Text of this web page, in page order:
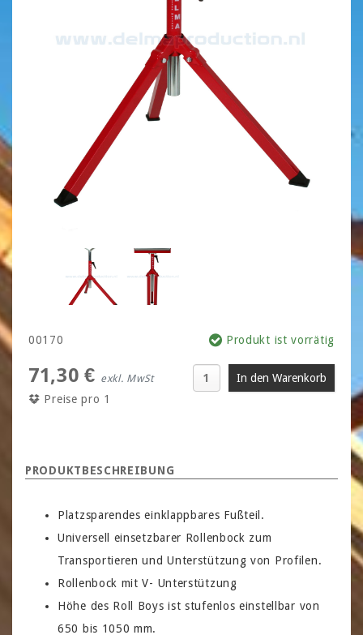
00170 Produkt ist vorrätig
71,30 € exkl. MwSt
Preise pro 1
PRODUKTBESCHREIBUNG
Platzsparendes einklappbares Fußteil.
Universell einsetzbarer Rollenbock zum
Transportieren und Unterstützung von Profilen.
Rollenbock mit V- Unterstützung
Höhe des Roll Boys ist stufenlos einstellbar von
650 bis 1050 mm.